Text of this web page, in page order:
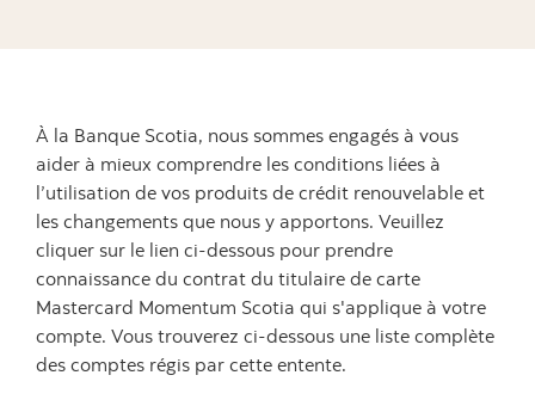
À la Banque Scotia, nous sommes engagés à vous
aider à mieux comprendre les conditions liées à
l’utilisation de vos produits de crédit renouvelable et
les changements que nous y apportons. Veuillez
cliquer sur le lien ci-dessous pour prendre
connaissance du contrat du titulaire de carte
Mastercard Momentum Scotia qui s'applique à votre
compte. Vous trouverez ci-dessous une liste complète
des comptes régis par cette entente.